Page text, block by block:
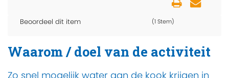
Beoordeel dit item (1 Stem)
Waarom / doel van de activiteit
Zo snel mogelijk water aan de kook krijgen in